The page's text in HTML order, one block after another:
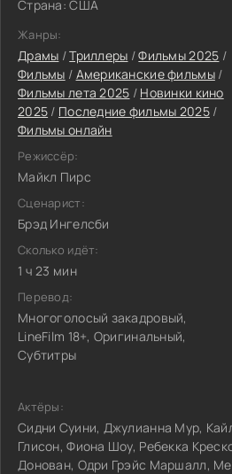
Страна: США
Жанры:
Драмы /Триллеры /Фильмы 2025 /
Фильмы / Американские фильмы/
Фильмы лета 2025 / Новинки кино
2025 / Последние фильмы 2025/
Фильмы онлайн
Режиссёр:
Майкл Пирс
Сценарист:
Брэд Ингелсби
Сколько идёт:
1 ч 23 мин
Перевод:
Многоголосый закадровый,
LineFilm 18+, Оригинальный,
Субтитры
Актёры:
Сидни Суини, Джулианна Мур,
Глисон, Фиона Шоу, Ребекка
Донован, Одри Грэйс Маршалл,